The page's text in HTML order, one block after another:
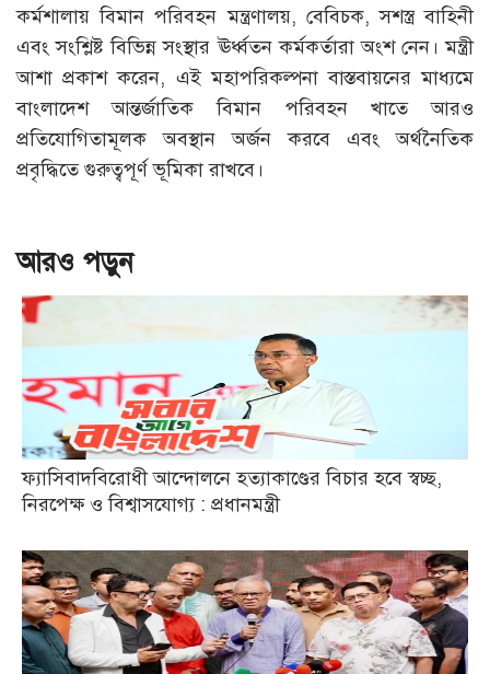
কর্মশালায় বিমান পরিবহন মন্ত্রণালয়, বেবিচক, সশস্ত্র বাহিনী
এবং সংশ্লিষ্ট বিভিন্ন সংস্থার ঊর্ধ্বতন কর্মকর্তারা অংশ নেন। মন্ত্রী
আশা প্রকাশ করেন, এই মহাপরিকল্পনা বাস্তবায়নের মাধ্যমে
বাংলাদেশ আন্তর্জাতিক বিমান পরিবহন খাতে আরও
প্রতিযোগিতামূলক অবস্থান অর্জন করবে এবং অর্থনৈতিক
প্রবৃদ্ধিতে গুরুত্বপূর্ণ ভূমিকা রাখবে।
আরও পড়ুন
ফ্যাসিবাদবিরোধী আন্দোলনে হত্যাকাণ্ডের বিচার হবে স্বচ্ছ,
নিরপেক্ষ ও বিশ্বাসযোগ্য : প্রধানমন্ত্রী